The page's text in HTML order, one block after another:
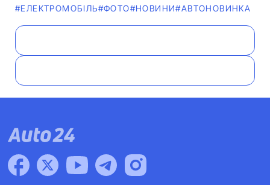
#ЕЛЕКТРОМОБІЛЬ#ФОТО#НОВИНИ#АВТОНОВИНКА